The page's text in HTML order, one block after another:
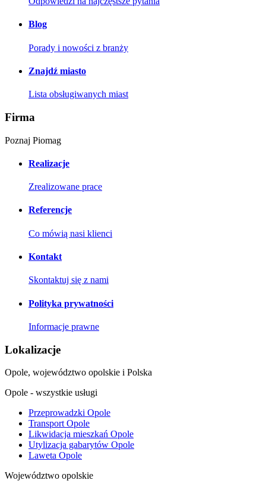
Blog
Porady i nowości z branży
Znajdź miasto
Lista obsługiwanych miast
Firma
Poznaj Piomag
Realizacje
Zrealizowane prace
Referencje
Co mówią nasi klienci
Kontakt
Skontaktuj się z nami
Polityka prywatności
Informacje prawne
Lokalizacje
Opole, województwo opolskie i Polska
Opole - wszystkie usługi
Przeprowadzki Opole
Transport Opole
Likwidacja mieszkań Opole
Utylizacja gabarytów Opole
Laweta Opole
Województwo opolskie